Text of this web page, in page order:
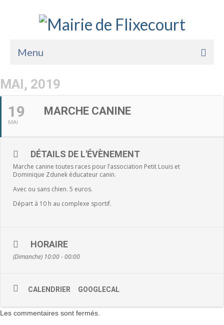
Menu
Accueil
Enfance Jeunesse
MAI, 2019
19
MAI
MARCHE CANINE
DÉTAILS DE L'ÉVÈNEMENT
Marche canine toutes races pour l’association Petit Louis et
Dominique Zdunek éducateur canin.
Avec ou sans chien. 5 euros.
Départ à 10 h au complexe sportif.
HORAIRE
(Dimanche) 10:00 - 00:00
CALENDRIER GOOGLECAL
Les commentaires sont fermés.